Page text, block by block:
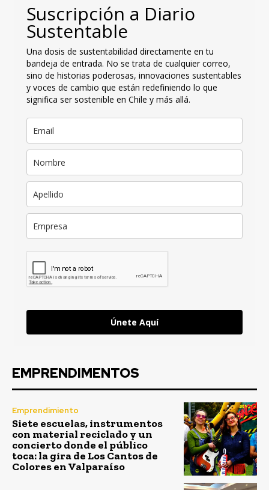
Suscripción a Diario
Sustentable
Una dosis de sustentabilidad directamente en tu
bandeja de entrada. No se trata de cualquier correo,
sino de historias poderosas, innovaciones sustentables
y voces de cambio que están redefiniendo lo que
significa ser sostenible en Chile y más allá.
Únete Aquí
EMPRENDIMENTOS
Emprendimiento
Siete escuelas, instrumentos
con material reciclado y un
concierto donde el público
toca: la gira de Los Cantos de
Colores en Valparaíso